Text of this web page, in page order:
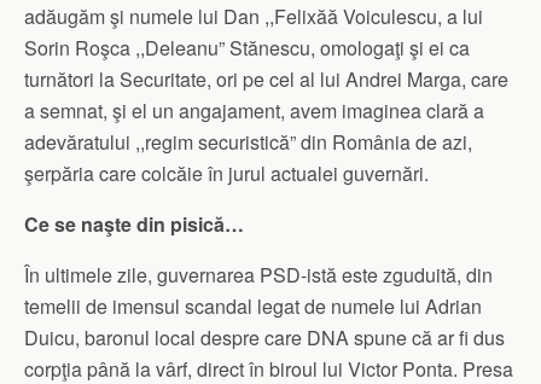
adăugăm şi numele lui Dan ,,Felixăă Voiculescu, a lui
Sorin Roşca ,,Deleanu” Stănescu, omologaţi şi ei ca
turnători la Securitate, ori pe cel al lui Andrei Marga, care
a semnat, şi el un angajament, avem imaginea clară a
adevăratului ,,regim securistică” din România de azi,
şerpăria care colcăie în jurul actualei guvernări.
Ce se naşte din pisică…
În ultimele zile, guvernarea PSD-istă este zguduită, din
temelii de imensul scandal legat de numele lui Adrian
Duicu, baronul local despre care DNA spune că ar fi dus
corpţia până la vârf, direct în biroul lui Victor Ponta. Presa